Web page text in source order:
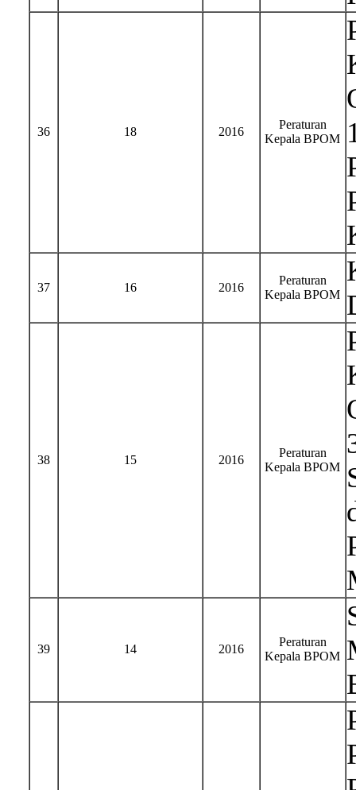
36 18 2016
Peraturan
Kepala BPOM
37 16 2016
Peraturan
Kepala BPOM
38 15 2016
Peraturan
Kepala BPOM
39 14 2016
Peraturan
Kepala BPOM